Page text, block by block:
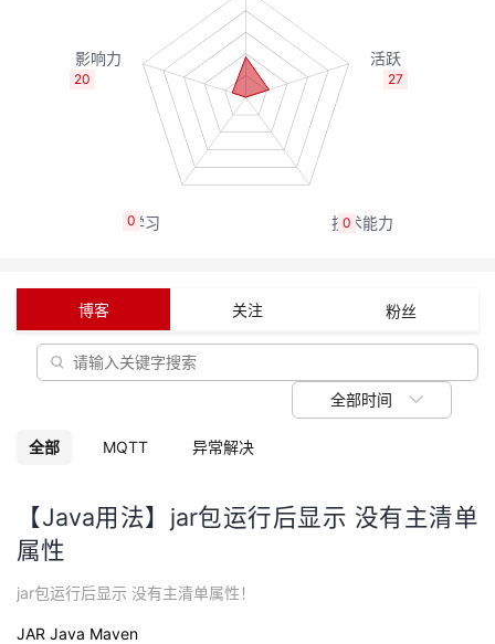
动
关
我
的
发
者
学
我
Programs
的
持
我
27
0
0
20
博客 关注 粉丝
全部时间
全部 MQTT 异常解决
【Java用法】jar包运行后显示 没有主清单
属性
jar包运行后显示 没有主清单属性！
JAR Java Maven